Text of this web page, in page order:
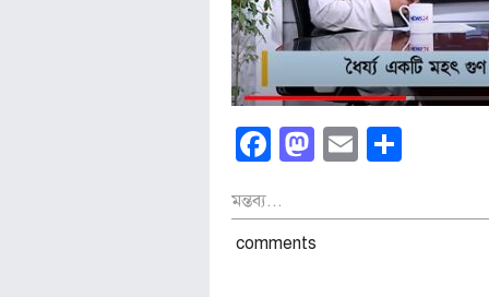
Facebook
Mastodon
Email
মন্তব্য...
comments